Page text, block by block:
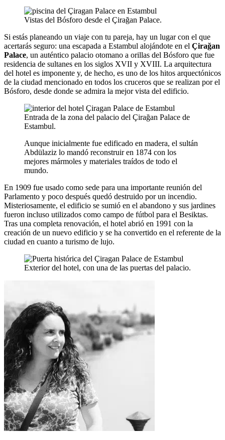
Vistas del Bósforo desde el Çirağan Palace.
Si estás planeando un viaje con tu pareja, hay un lugar con el que
acertarás seguro: una escapada a Estambul alojándote en el Çirağan
Palace, un auténtico palacio otomano a orillas del Bósforo que fue
residencia de sultanes en los siglos XVII y XVIII. La arquitectura
del hotel es imponente y, de hecho, es uno de los hitos arquectónicos
de la ciudad mencionado en todos los cruceros que se realizan por el
Bósforo, desde donde se admira la mejor vista del edificio.
Entrada de la zona del palacio del Çirağan Palace de
Estambul.
Aunque inicialmente fue edificado en madera, el sultán
Abdülaziz lo mandó reconstruir en 1874 con los
mejores mármoles y materiales traídos de todo el
mundo.
En 1909 fue usado como sede para una importante reunión del
Parlamento y poco después quedó destruido por un incendio.
Misteriosamente, el edificio se sumió en el abandono y sus jardines
fueron incluso utilizados como campo de fútbol para el Besiktas.
Tras una completa renovación, el hotel abrió en 1991 con la
creación de un nuevo edificio y se ha convertido en el referente de la
ciudad en cuanto a turismo de lujo.
Exterior del hotel, con una de las puertas del palacio.